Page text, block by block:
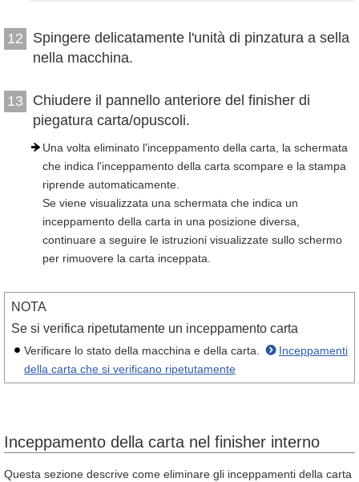
12
Spingere delicatamente l'unità di pinzatura a sella
nella macchina.
13
Chiudere il pannello anteriore del finisher di
piegatura carta/opuscoli.
Una volta eliminato l'inceppamento della carta, la schermata
che indica l'inceppamento della carta scompare e la stampa
riprende automaticamente.
Se viene visualizzata una schermata che indica un
inceppamento della carta in una posizione diversa,
continuare a seguire le istruzioni visualizzate sullo schermo
per rimuovere la carta inceppata.
NOTA
Se si verifica ripetutamente un inceppamento carta
Verificare lo stato della macchina e della carta.
Inceppamenti
della carta che si verificano ripetutamente
Inceppamento della carta nel finisher interno
Questa sezione descrive come eliminare gli inceppamenti della carta